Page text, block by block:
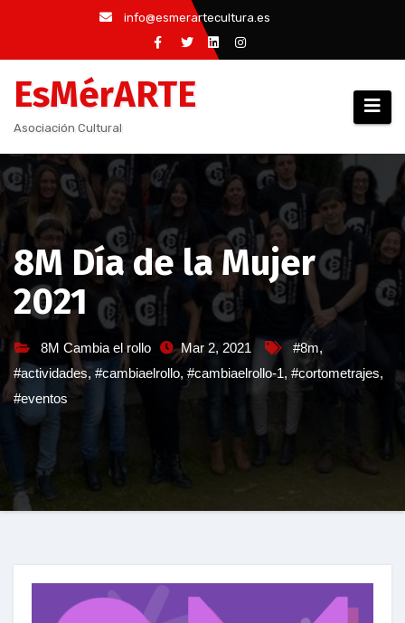
contenido
info@esmerartecultura.es
EsMérARTE
Asociación Cultural
8M Día de la Mujer
2021
8M Cambia el rollo Mar 2, 2021 #8m,
#actividades, #cambiaelrollo, #cambiaelrollo-1, #cortometrajes,
#eventos